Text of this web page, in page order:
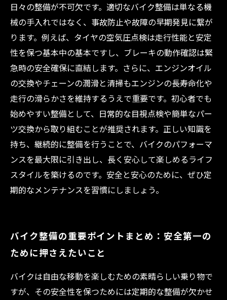
日々の整備が不可欠です。適切なバイク整備は単なる機
械の手入れではなく、事故防止や故障の早期発見に繋が
ります。例えば、タイヤの空気圧点検は走行性能と安定
性を保つ基本中の基本ですし、ブレーキの動作確認は緊
急時の安全確保に直結します。さらに、エンジンオイル
の交換やチェーンの潤滑と清掃もエンジンの長寿命化や
走行の滑らかさを維持するうえで重要です。初心者でも
始めやすい整備として、日常的な目視点検や簡単なパー
ツ交換から取り組むことが推奨されます。正しい知識を
持ち、継続的に整備を行うことで、バイクのパフォーマ
ンスを最大限に引き出し、長く安心して楽しめるライフ
スタイルを築けるのです。安全と安心のために、ぜひ定
期的なメンテナンスを習慣にしましょう。
バイク整備の重要ポイントまとめ：安全第一の
ために押さえたいこと
バイクは自由な移動を楽しむための素晴らしい乗り物で
すが、その安全性を保つためには定期的な整備が欠かせ